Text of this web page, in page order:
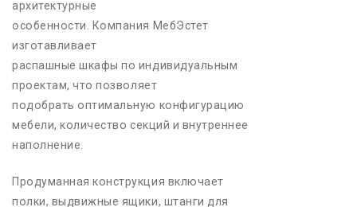
архитектурные
особенности. Компания МебЭстет
изготавливает
распашные шкафы по индивидуальным
проектам, что позволяет
подобрать оптимальную конфигурацию
мебели, количество секций и внутреннее
наполнение.
Продуманная конструкция включает
полки, выдвижные ящики, штанги для